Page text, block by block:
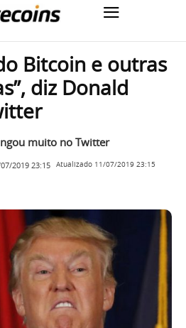
Bitcoin e outras
diz Donald
muito no Twitter
2019 23:15 Atualizado 11/07/2019 23:15